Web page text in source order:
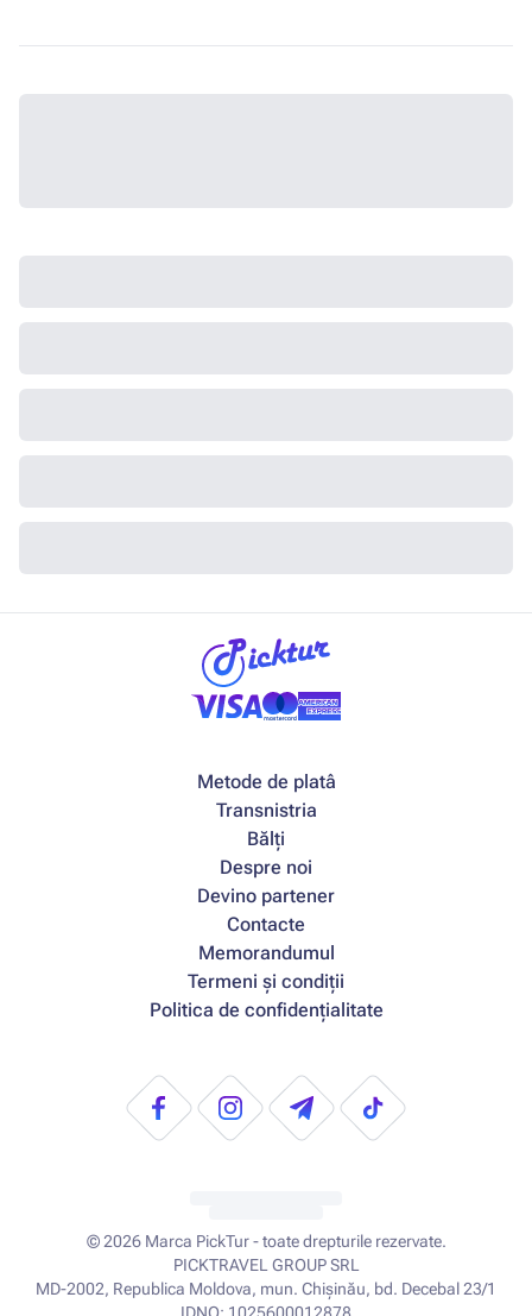
Metode de platâ
Transnistria
Bălți
Despre noi
Devino partener
Contacte
Memorandumul
Termeni și condiții
Politica de confidențialitate
© 2026 Marca PickTur - toate drepturile rezervate.
PICKTRAVEL GROUP SRL
MD-2002, Republica Moldova, mun. Chișinău, bd. Decebal 23/1